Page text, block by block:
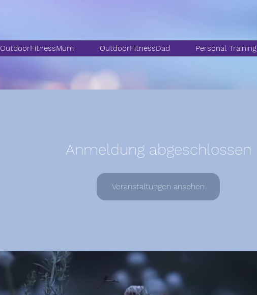
OutdoorFitnessMum OutdoorFitnessDad Personal Training
Anmeldung abgeschlossen
Veranstaltungen ansehen